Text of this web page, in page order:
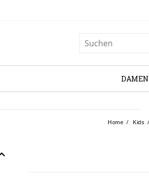
DAMEN
Home Kids